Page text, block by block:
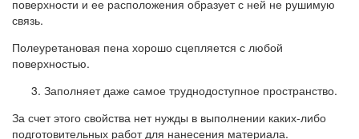
поверхности и ее расположения образует с ней не рушимую
связь.
Полеуретановая пена хорошо сцепляется с любой
поверхностью.
Заполняет даже самое труднодоступное пространство.
За счет этого свойства нет нужды в выполнении каких-либо
подготовительных работ для нанесения материала.